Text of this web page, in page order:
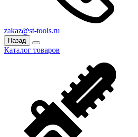
zakaz@st-tools.ru
Назад
Каталог товаров